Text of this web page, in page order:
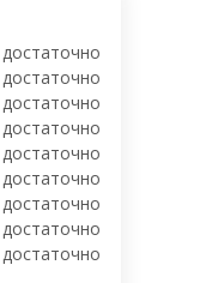
достаточно
достаточно
достаточно
достаточно
достаточно
достаточно
достаточно
достаточно
достаточно